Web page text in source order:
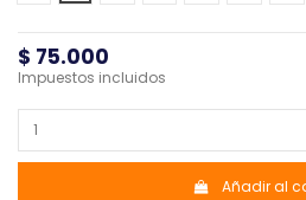
$ 75.000
Impuestos incluidos
Añadir al